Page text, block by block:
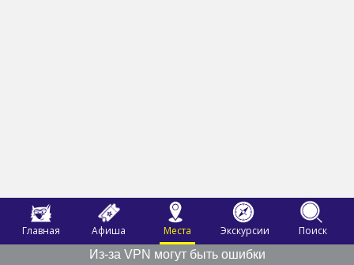
Главная Афиша Места Экскурсии
Поиск
Из-за VPN могут быть ошибки